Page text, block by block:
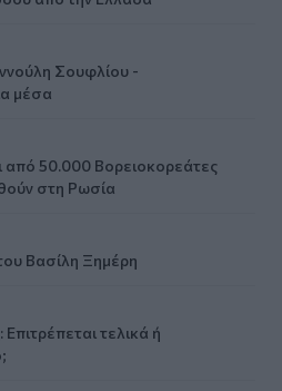
Σουφλίου -
μέσα
από 50.000 Βορειοκορεάτες
στη Ρωσία
Βασίλη Ξημέρη
τελικά ή